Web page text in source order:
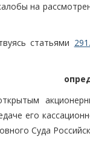
на
статьями
его
Суда